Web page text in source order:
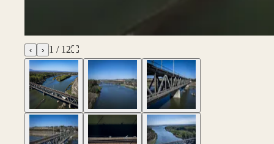
‹ › 1 / 12⛶